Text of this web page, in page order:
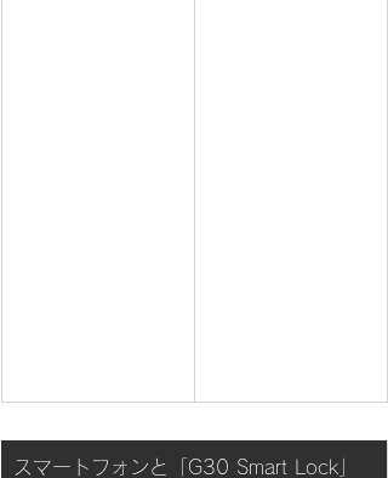
スマートフォンと「G30 Smart Lock」